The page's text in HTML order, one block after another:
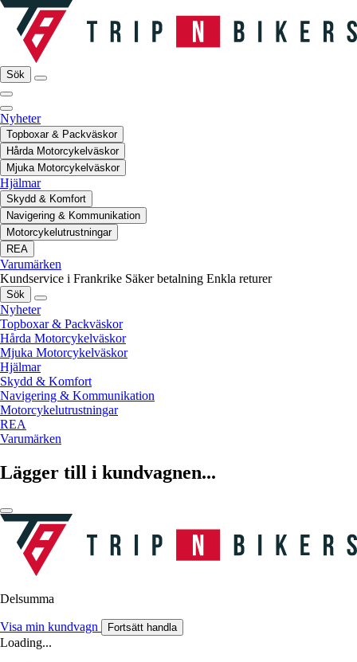
Sök
Nyheter
Topboxar & Packväskor
Hårda Motorcykelväskor
Mjuka Motorcykelväskor
Hjälmar
Skydd & Komfort
Navigering & Kommunikation
Motorcykelutrustningar
REA
Varumärken
Kundservice i Frankrike Säker betalning Enkla returer
Sök
Nyheter
Topboxar & Packväskor
Hårda Motorcykelväskor
Mjuka Motorcykelväskor
Hjälmar
Skydd & Komfort
Navigering & Kommunikation
Motorcykelutrustningar
REA
Varumärken
Lägger till i kundvagnen...
Delsumma
Visa min kundvagn Fortsätt handla
Loading...